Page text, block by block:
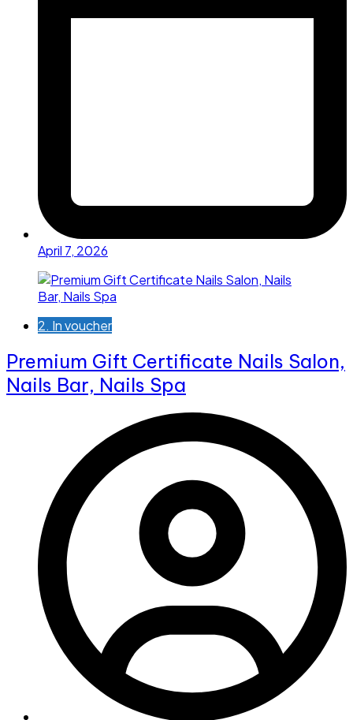
April 7, 2026
2. In voucher
Premium Gift Certificate Nails Salon,
Nails Bar, Nails Spa